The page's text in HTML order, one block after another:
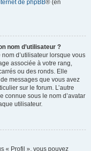
de phpBB® (en
nom d’utilisateur ?
d’utilisateur lorsque vous
associée à votre rang,
ou des ronds. Elle
messages que vous avez
sur le forum. L’autre
connue sous le nom d’avatar
utilisateur.
« Profil », vous pouvez